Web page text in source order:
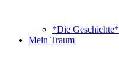
*Die Geschichte*
Mein Traum